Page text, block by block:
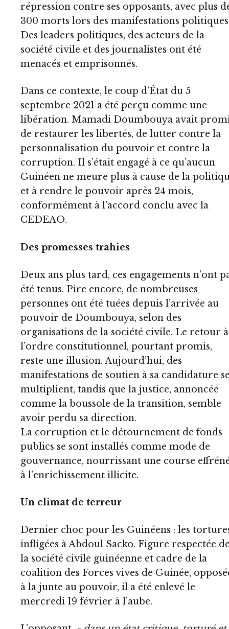
répression contre ses opposants, avec plus
300 morts lors des manifestations
Des leaders politiques, des acteurs de la
société civile et des journalistes ont été
menacés et emprisonnés.
Dans ce contexte, le coup d’État du 5
septembre 2021 a été perçu comme une
libération. Mamadi Doumbouya avait
de restaurer les libertés, de lutter contre la
personnalisation du pouvoir et contre la
corruption. Il s’était engagé à ce qu’aucun
Guinéen ne meure plus à cause de la
et à rendre le pouvoir après 24 mois,
conformément à l’accord conclu avec la
CEDEAO.
Des promesses trahies
Deux ans plus tard, ces engagements n’ont
été tenus. Pire encore, de nombreuses
personnes ont été tuées depuis l’arrivée au
pouvoir de Doumbouya, selon des
organisations de la société civile. Le retour à
l’ordre constitutionnel, pourtant promis,
reste une illusion. Aujourd’hui, des
manifestations de soutien à sa candidature
multiplient, tandis que la justice, annoncée
comme la boussole de la transition, semble
avoir perdu sa direction.
La corruption et le détournement de fonds
publics se sont installés comme mode de
gouvernance, nourrissant une course
à l’enrichissement illicite.
Un climat de terreur
Dernier choc pour les Guinéens : les
infligées à Abdoul Sacko. Figure respectée
la société civile guinéenne et cadre de la
coalition des Forces vives de Guinée,
à la junte au pouvoir, il a été enlevé le
mercredi 19 février à l’aube.